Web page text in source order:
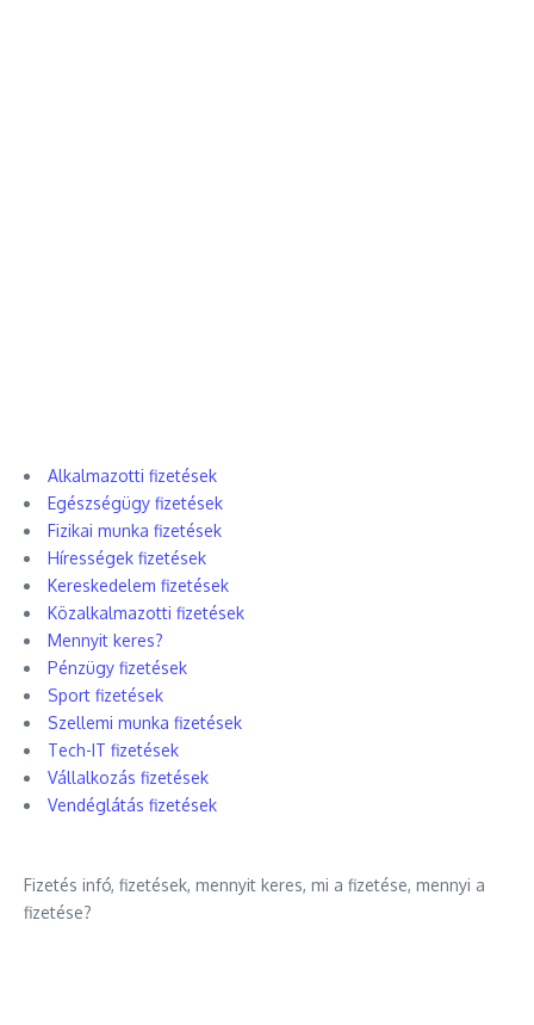
Alkalmazotti fizetések
Egészségügy fizetések
Fizikai munka fizetések
Hírességek fizetések
Kereskedelem fizetések
Közalkalmazotti fizetések
Mennyit keres?
Pénzügy fizetések
Sport fizetések
Szellemi munka fizetések
Tech-IT fizetések
Vállalkozás fizetések
Vendéglátás fizetések
Fizetés infó, fizetések, mennyit keres, mi a fizetése, mennyi a
fizetése?